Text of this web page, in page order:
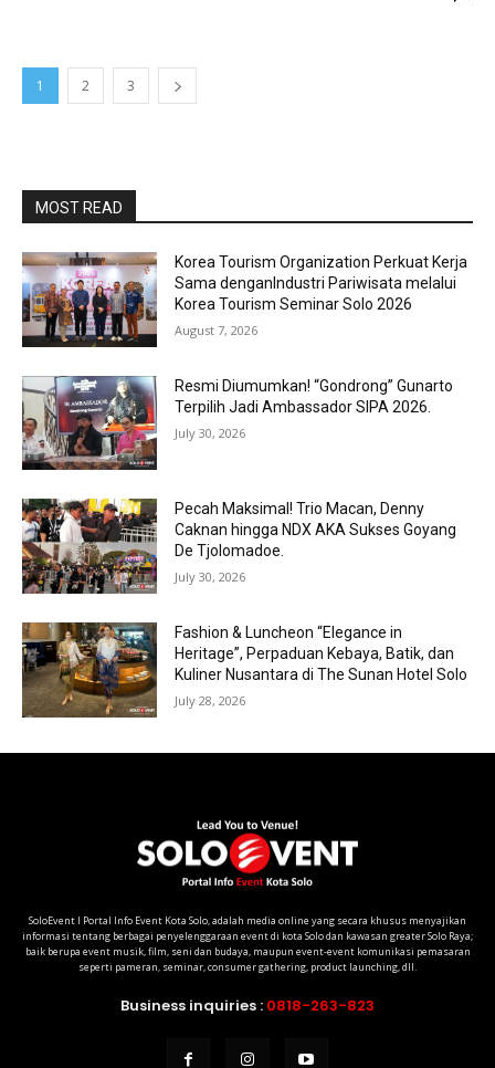
1 2 3
MOST READ
Korea Tourism Organization Perkuat Kerja
Sama denganIndustri Pariwisata melalui
Korea Tourism Seminar Solo 2026
August 7, 2026
Resmi Diumumkan! “Gondrong” Gunarto
Terpilih Jadi Ambassador SIPA 2026.
July 30, 2026
Pecah Maksimal! Trio Macan, Denny
Caknan hingga NDX AKA Sukses Goyang
De Tjolomadoe.
July 30, 2026
Fashion & Luncheon “Elegance in
Heritage”, Perpaduan Kebaya, Batik, dan
Kuliner Nusantara di The Sunan Hotel Solo
July 28, 2026
SoloEvent I Portal Info Event Kota Solo, adalah media online yang secara khusus menyajikan
informasi tentang berbagai penyelenggaraan event di kota Solo dan kawasan greater Solo Raya;
baik berupa event musik, film, seni dan budaya, maupun event-event komunikasi pemasaran
seperti pameran, seminar, consumer gathering, product launching, dll.
Business inquiries : 0818-263-823